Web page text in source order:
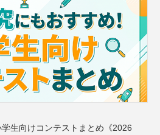
生向けコンテストまとめ《2026